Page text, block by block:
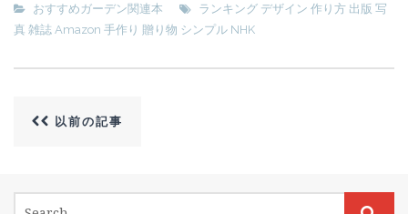
おすすめガーデン関連本
ランキング デザイン 作り方 出版 写
真 雑誌 Amazon 手作り 贈り物 シンプル NHK
以前の記事